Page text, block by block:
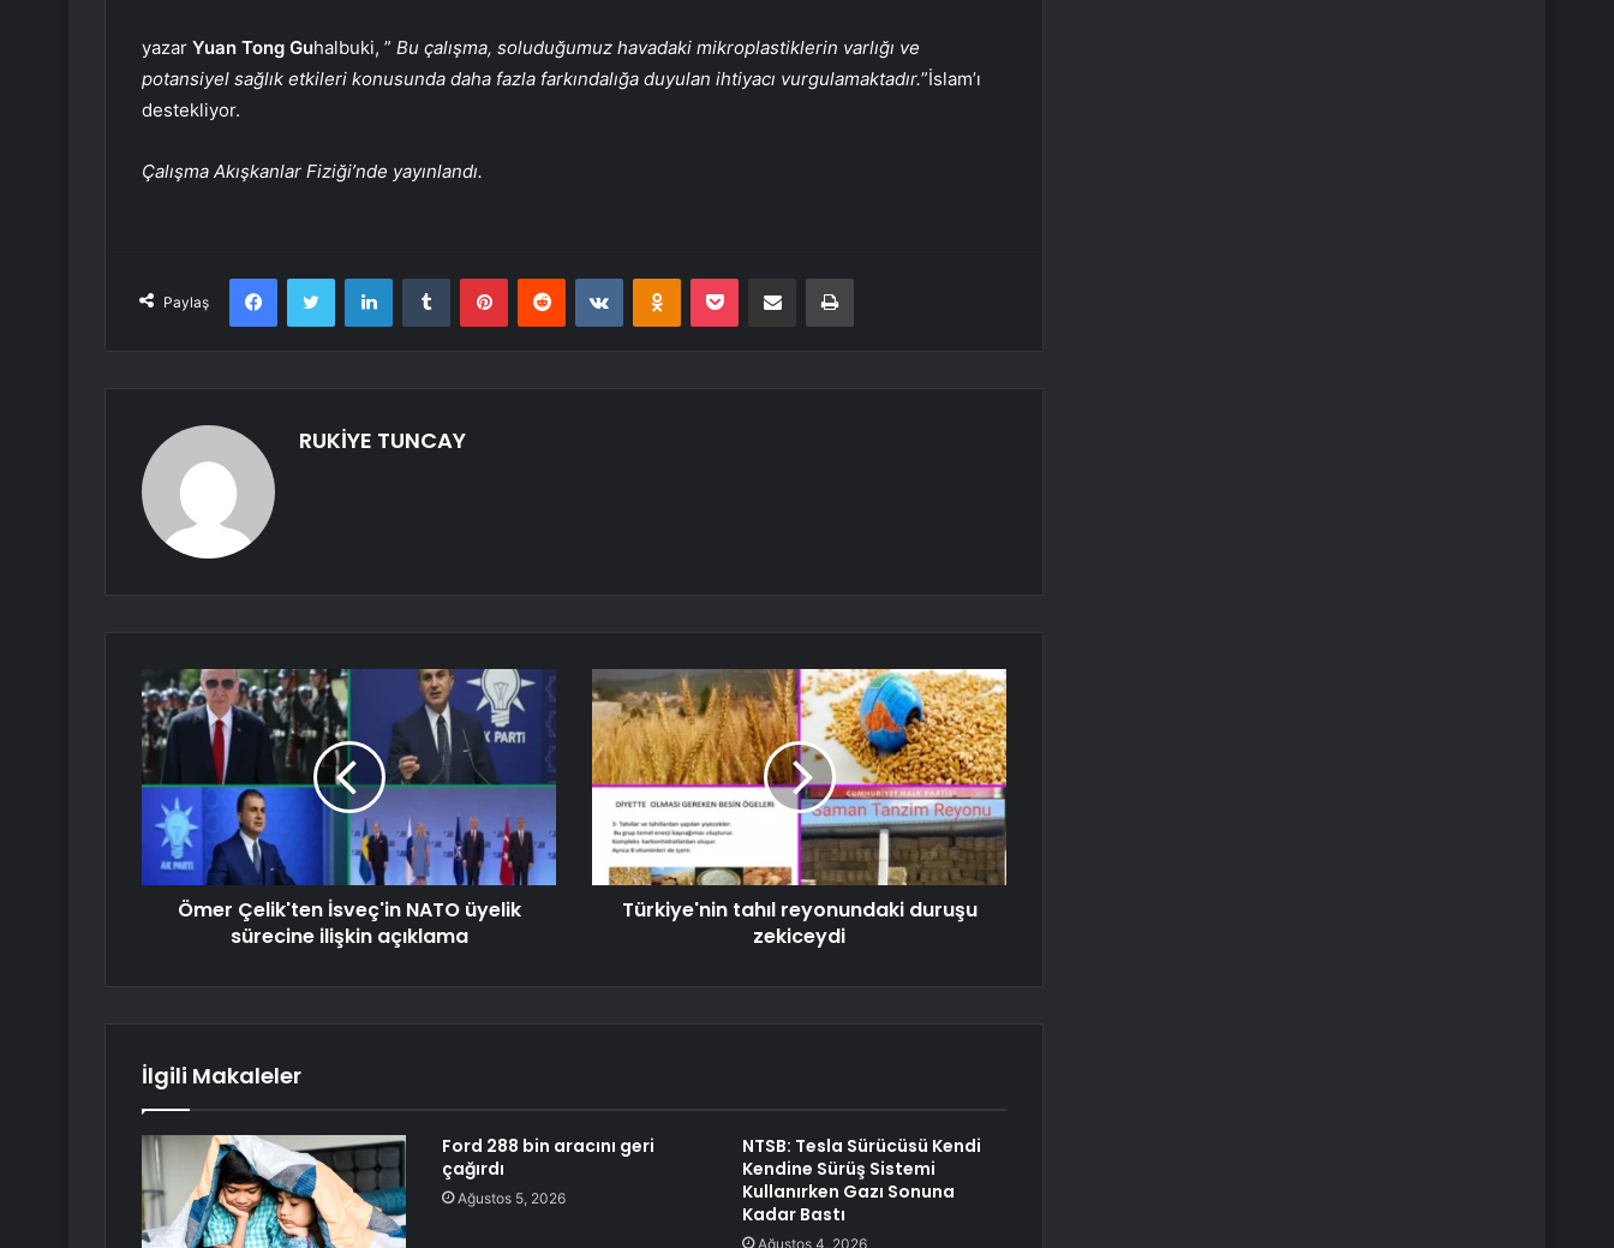
yazar Yuan Tong Guhalbuki, ” Bu çalışma, soluduğumuz havadaki mikroplastiklerin varlığı ve
potansiyel sağlık etkileri konusunda daha fazla farkındalığa duyulan ihtiyacı vurgulamaktadır.”İslam’ı
destekliyor.
Çalışma Akışkanlar Fiziği’nde yayınlandı.
Paylaş
FacebookTwitter LinkedInTumblr PinterestReddit VKontakteOdnoklassniki
Pocket E-Posta ile paylaş Yazdır
RUKİYE TUNCAY
Ömer Çelik'ten İsveç'in NATO üyelik
sürecine ilişkin açıklama
Türkiye'nin tahıl reyonundaki duruşu
zekiceydi
İlgili Makaleler
Ford 288 bin aracını geri
çağırdı
Ağustos 5, 2026
NTSB: Tesla Sürücüsü Kendi
Kendine Sürüş Sistemi
Kullanırken Gazı Sonuna
Kadar Bastı
Ağustos 4, 2026